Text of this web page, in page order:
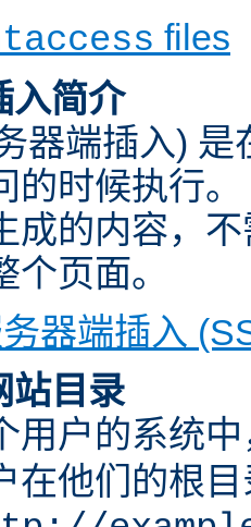
files
入简介
器端插入)
的时候执行
成的内容，
个页面。
器端插入
站目录
用户的系统
在他们的根